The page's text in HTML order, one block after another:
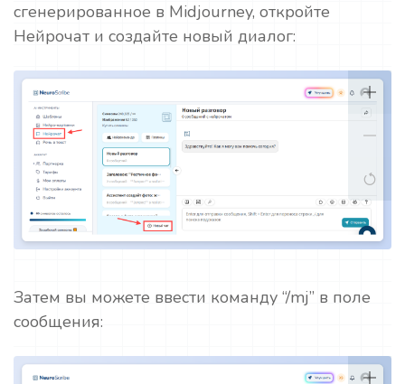
сгенерированное в Midjourney, откройте
Нейрочат и создайте новый диалог:
Затем вы можете ввести команду “/mj” в поле
сообщения: